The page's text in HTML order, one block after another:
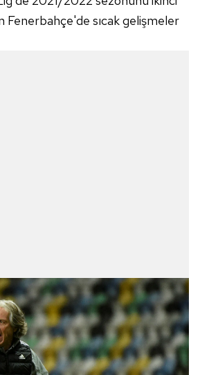
Fenerbahçe'de sıcak gelişmeler